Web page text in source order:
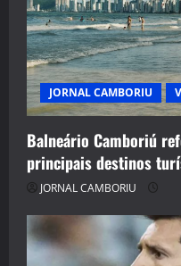
JORNAL CAMBORIU
Balneário Camboriú
principais destinos
JORNAL CAMBORIU